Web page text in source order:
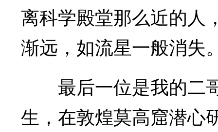
离科学殿堂那么近的人
渐远，如流星一般消失
最后一位是我的二
生，在敦煌莫高窟潜心